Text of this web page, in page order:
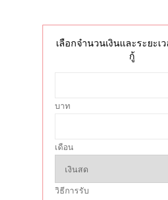
เลือกจำนวนเงินและระยะเ
กู้
บาท
เดือน
วิธีการรับ